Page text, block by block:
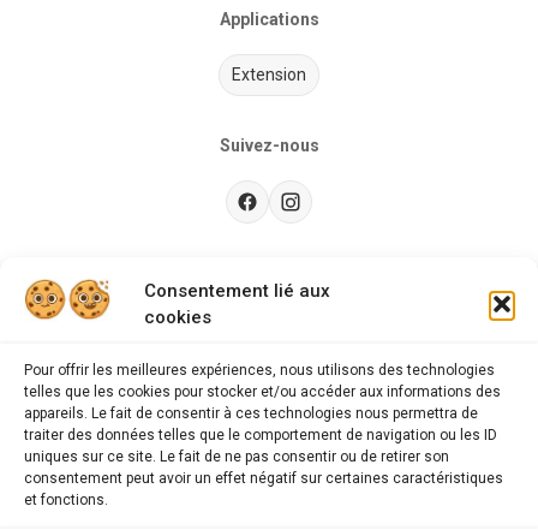
Consentement lié aux
cookies
Pour offrir les meilleures expériences, nous utilisons des technologies
telles que les cookies pour stocker et/ou accéder aux informations des
appareils. Le fait de consentir à ces technologies nous permettra de
traiter des données telles que le comportement de navigation ou les ID
uniques sur ce site. Le fait de ne pas consentir ou de retirer son
consentement peut avoir un effet négatif sur certaines caractéristiques
et fonctions.
Applications
Extension
Suivez-nous
FAQ
Mentions légales
Politique de confidentialité